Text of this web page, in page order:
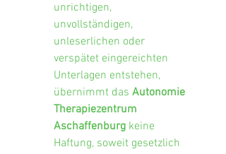
unrichtigen,
unvollständigen,
unleserlichen oder
verspätet eingereichten
Unterlagen entstehen,
übernimmt das Autonomie
Therapiezentrum
Aschaffenburg keine
Haftung, soweit gesetzlich